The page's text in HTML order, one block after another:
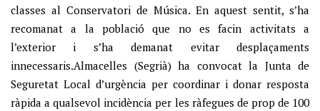
classes al Conservatori de Música. En aquest sentit, s’ha
recomanat a la població que no es facin activitats a
l’exterior i s’ha demanat evitar desplaçaments
innecessaris.Almacelles (Segrià) ha convocat la Junta de
Seguretat Local d’urgència per coordinar i donar resposta
ràpida a qualsevol incidència per les ràfegues de prop de 100